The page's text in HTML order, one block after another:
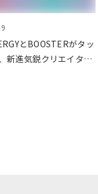
とBOOSTERがタッ
新進気鋭クリエイター